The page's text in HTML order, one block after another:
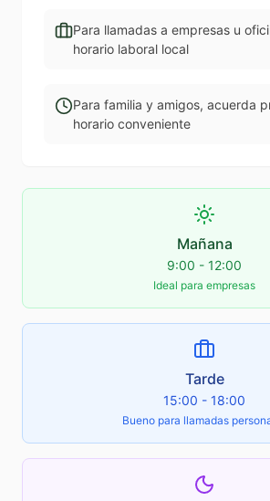
Para llamadas a empresas u
horario laboral local
Para familia y amigos, acuerda
horario conveniente
Mañana
9:00 - 12:00
Ideal para empresas
Tarde
15:00 - 18:00
Bueno para llamadas